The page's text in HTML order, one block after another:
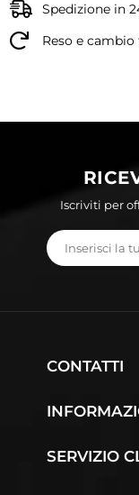
Spedizione in
Reso e cambio
Iscriviti per
CONTATTI
SERVIZIO